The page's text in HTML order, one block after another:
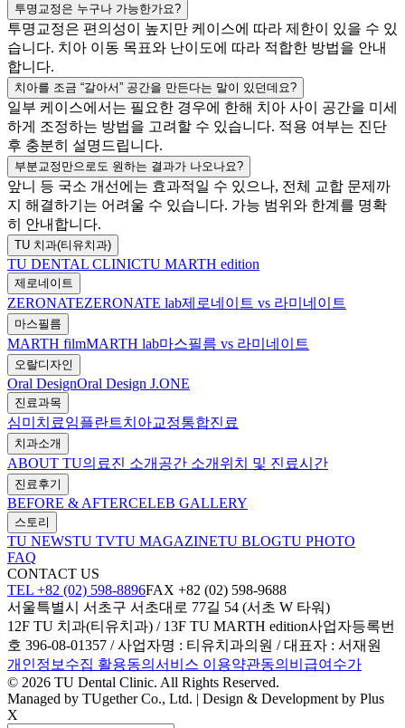
투명교정은 누구나 가능한가요?
투명교정은 편의성이 높지만 케이스에 따라 제한이 있을 수 있
습니다. 치아 이동 목표와 난이도에 따라 적합한 방법을 안내
합니다.
치아를 조금 “갈아서” 공간을 만든다는 말이 있던데요?
일부 케이스에서는 필요한 경우에 한해 치아 사이 공간을 미세
하게 조정하는 방법을 고려할 수 있습니다. 적용 여부는 진단
후 충분히 설명드립니다.
부분교정만으로도 원하는 결과가 나오나요?
앞니 등 국소 개선에는 효과적일 수 있으나, 전체 교합 문제까
지 해결하기는 어려울 수 있습니다. 가능 범위와 한계를 명확
히 안내합니다.
TU 치과(티유치과)
TU DENTAL CLINICTU MARTH edition
제로네이트
ZERONATEZERONATE lab제로네이트 vs 라미네이트
마스필름
MARTH filmMARTH lab마스필름 vs 라미네이트
오랄디자인
Oral DesignOral Design J.ONE
진료과목
심미치료임플란트치아교정통합진료
치과소개
ABOUT TU의료진 소개 공간 소개 위치 및 진료시간
진료후기
BEFORE & AFTERCELEB GALLERY
스토리
TU NEWSTU TVTU MAGAZINETU BLOGTU PHOTO
FAQ
CONTACT US
TEL +82 (02) 598-8896FAX +82 (02) 598-9688
서울특별시 서초구 서초대로 77길 54 (서초 W 타워)
12F TU 치과(티유치과) / 13F TU MARTH edition사업자등록번
호 396-08-01357 / 사업자명 : 티유치과의원 / 대표자 : 서재원
개인정보수집 활용동의 서비스 이용약관동의 비급여수가
© 2026 TU Dental Clinic. All Rights Reserved.
Managed by TUgether Co., Ltd. | Design & Development by Plus
X